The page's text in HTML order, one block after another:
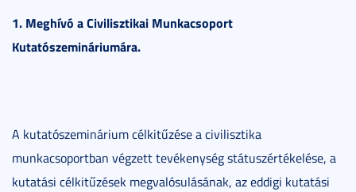
1. Meghívó a Civilisztikai Munkacsoport
Kutatószemináriumára.
A kutatószeminárium célkitűzése a civilisztika
munkacsoportban végzett tevékenység státuszértékelése, a
kutatási célkitűzések megvalósulásának, az eddigi kutatási